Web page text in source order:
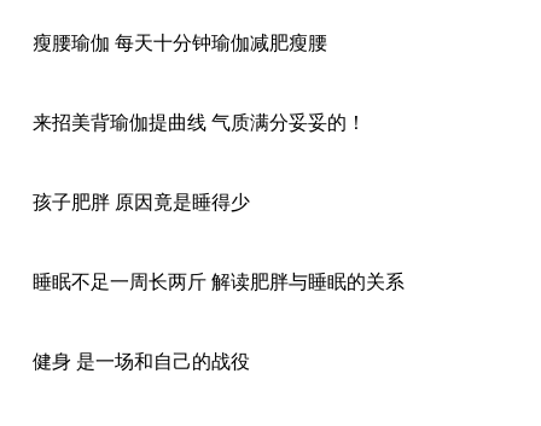
瘦腰瑜伽 每天十分钟瑜伽减肥瘦腰
来招美背瑜伽提曲线 气质满分妥妥的！
孩子肥胖 原因竟是睡得少
睡眠不足一周长两斤 解读肥胖与睡眠的关系
健身 是一场和自己的战役